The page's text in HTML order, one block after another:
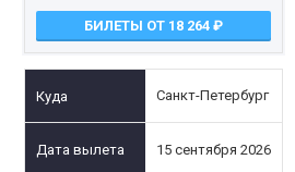
БИЛЕТЫ ОТ 18 264
Санкт-Петербург
15 сентября 2026